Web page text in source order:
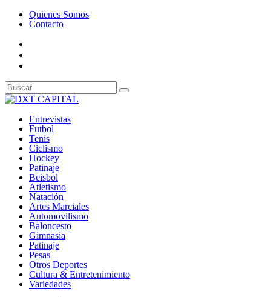
Quienes Somos
Contacto
Entrevistas
Futbol
Tenis
Ciclismo
Hockey
Patinaje
Beisbol
Atletismo
Natación
Artes Marciales
Automovilismo
Baloncesto
Gimnasia
Patinaje
Pesas
Otros Deportes
Cultura & Entretenimiento
Variedades